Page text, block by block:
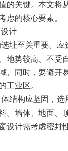
的关键。本文将
虑的核心要素。
计
选址至关重要。应
地势较高、不受
。同时，要避开
工业区。
结构应坚固，选
。墙体、地面、
设计需考虑密封